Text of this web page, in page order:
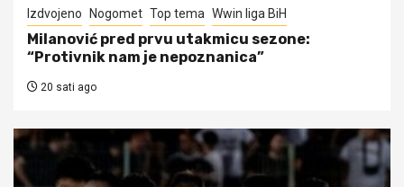
Izdvojeno Nogomet Top tema Wwin liga BiH
Milanović pred prvu utakmicu sezone:
“Protivnik nam je nepoznanica”
20 sati ago